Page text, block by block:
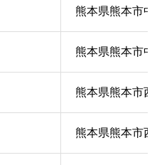
熊本県熊本市中
熊本県熊本市中
熊本県熊本市西
熊本県熊本市西